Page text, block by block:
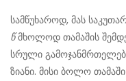
სამწუხაროდ, მას
წმხოლოდ თამაშის
სრული
ზიანი. მისი ბოლო